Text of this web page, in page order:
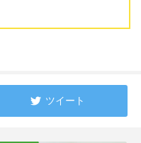
ツイート